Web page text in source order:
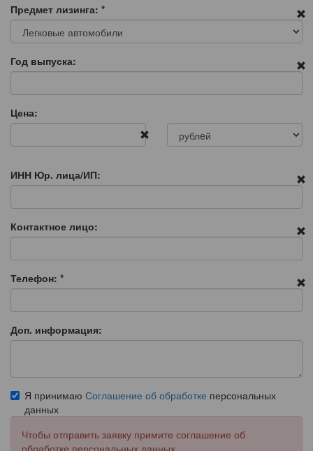
Предмет лизинга: *
Год выпуска:
Цена:
ИНН Юр. лица/ИП:
Контактное лицо:
Телефон: *
Доп. информация:
Я принимаю Соглашение об обработке персональных
данных
Чтобы отправить заявку примите соглашение об
обработке персональных данных